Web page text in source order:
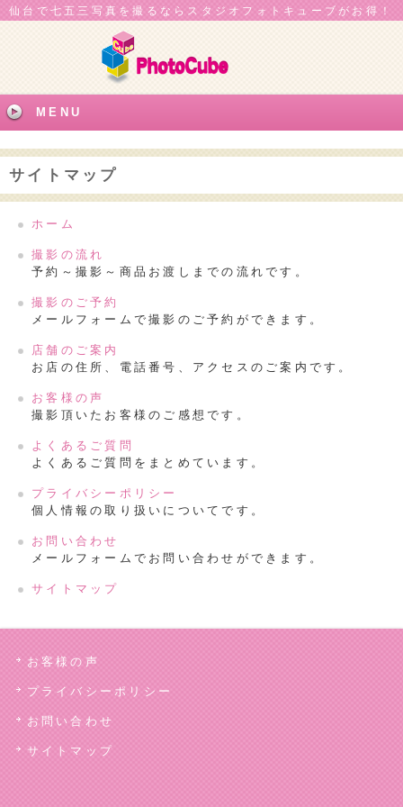
仙台で七五三写真を撮るならスタジオフォトキューブがお得！
MENU
サイトマップ
ホーム
撮影の流れ
予約～撮影～商品お渡しまでの流れです。
撮影のご予約
メールフォームで撮影のご予約ができます。
店舗のご案内
お店の住所、電話番号、アクセスのご案内です。
お客様の声
撮影頂いたお客様のご感想です。
よくあるご質問
よくあるご質問をまとめています。
プライバシーポリシー
個人情報の取り扱いについてです。
お問い合わせ
メールフォームでお問い合わせができます。
サイトマップ
お客様の声
プライバシーポリシー
お問い合わせ
サイトマップ